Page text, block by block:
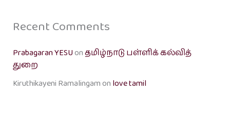
Recent Comments
Prabagaran YESUonதமிழ்நாடு பள்ளிக் கல்வித்
துறை
Kiruthikayeni Ramalingamon love tamil